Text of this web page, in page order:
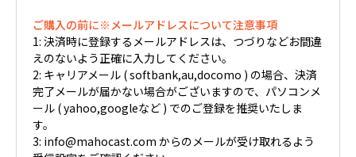
ご購入の前に※メールアドレスについて注意事項
1: 決済時に登録するメールアドレスは、つづりなどお間違
えのないよう正確に入力してください。
2: キャリアメール ( softbank,au,docomo ) の場合、決済
完了メールが届かない場合がございますので、パソコンメ
ール ( yahoo,googleなど ) でのご登録を推奨いたしま
す。
3: info@mahocast.com からのメールが受け取れるよう